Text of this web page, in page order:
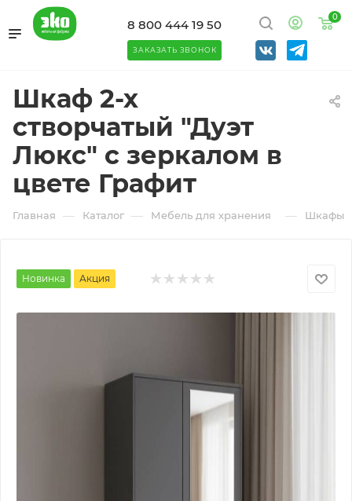
0
8 800 444 19 50
ЗАКАЗАТЬ ЗВОНОК
Шкаф 2-х
створчатый "Дуэт
Люкс" с зеркалом в
цвете Графит
Главная — Каталог — Мебель для хранения — Шкафы
Новинка Акция